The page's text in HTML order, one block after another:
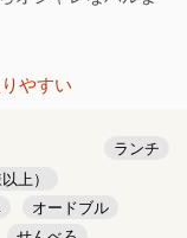
やすい
ランチ
上）
オードブル